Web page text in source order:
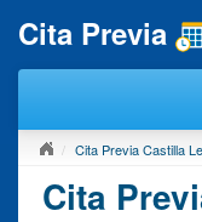
Cita Previa
Cita Previa Castilla
Cita